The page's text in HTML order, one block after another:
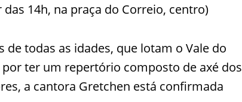
das 14h, na praça do Correio, centro)
de todas as idades, que lotam o Vale do
ter um repertório composto de axé dos
a cantora Gretchen está confirmada